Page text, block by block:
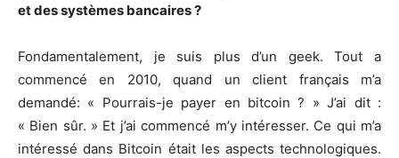
et des systèmes bancaires ?
Fondamentalement, je suis plus d’un geek. Tout a
commencé en 2010, quand un client français m’a
demandé: « Pourrais-je payer en bitcoin ? » J’ai dit :
« Bien sûr. » Et j’ai commencé m’y intéresser. Ce qui m’a
intéressé dans Bitcoin était les aspects technologiques.